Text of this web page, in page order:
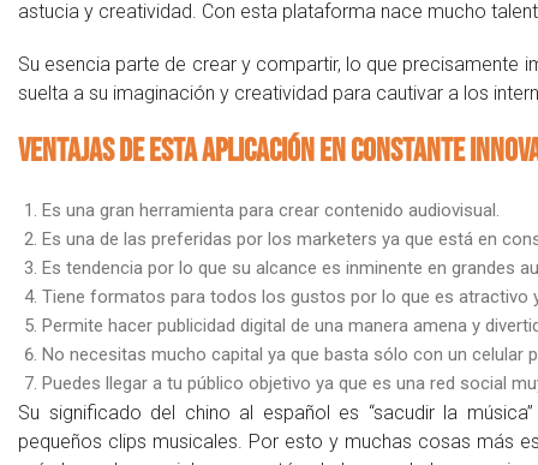
astucia y creatividad. Con esta plataforma nace mucho
Su esencia parte de crear y compartir, lo que precisamente
suelta a su imaginación y creatividad para cautivar a los
Ventajas de esta aplicación en constante
Es una gran herramienta para crear contenido audiovisual.
Es una de las preferidas por los marketers ya que está en
Es tendencia por lo que su alcance es inminente en grandes
Tiene formatos para todos los gustos por lo que es
Permite hacer publicidad digital de una manera amena y
No necesitas mucho capital ya que basta sólo con un celular
Puedes llegar a tu público objetivo ya que es una red social
Su significado del chino al español es “sacudir la
pequeños clips musicales. Por esto y muchas cosas más